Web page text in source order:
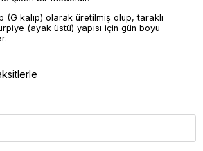
(G kalıp) olarak üretilmiş olup, taraklı
(ayak üstü) yapısı için gün boyu